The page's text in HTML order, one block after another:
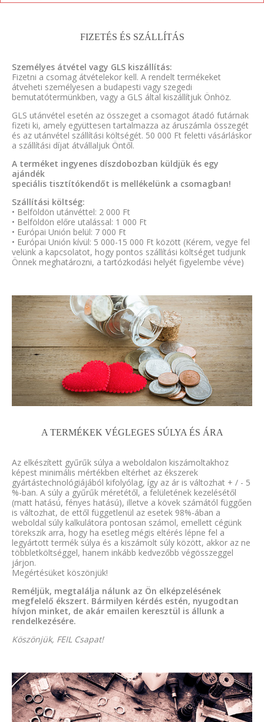
FIZETÉS ÉS SZÁLLÍTÁS
Személyes átvétel vagy GLS kiszállítás:
Fizetni a csomag átvételekor kell. A rendelt termékeket
átveheti személyesen a budapesti vagy szegedi
bemutatótermünkben, vagy a GLS által kiszállítjuk Önhöz.
GLS utánvétel esetén az összeget a csomagot átadó futárnak
fizeti ki, amely együttesen tartalmazza az áruszámla összegét
és az utánvétel szállítási költségét. 50 000 Ft feletti vásárláskor
a szállítási díjat átvállaljuk Öntől.
A terméket ingyenes díszdobozban küldjük és egy
ajándék
speciális tisztítókendőt is mellékelünk a csomagban!
Szállítási költség:
• Belföldön utánvéttel: 2 000 Ft
• Belföldön előre utalással: 1 000 Ft
• Európai Unión belül: 7 000 Ft
• Európai Unión kívül: 5 000-15 000 Ft között (Kérem, vegye fel
velünk a kapcsolatot, hogy pontos szállítási költséget tudjunk
Önnek meghatározni, a tartózkodási helyét figyelembe véve)
A TERMÉKEK VÉGLEGES SÚLYA ÉS ÁRA
Az elkészített gyűrűk súlya a weboldalon kiszámoltakhoz
képest minimális mértékben eltérhet az ékszerek
gyártástechnológiájából kifolyólag, így az ár is változhat + / - 5
%-ban. A súly a gyűrűk méretétől, a felületének kezelésétől
(matt hatású, fényes hatású), illetve a kövek számától függően
is változhat, de ettől függetlenül az esetek 98%-ában a
weboldal súly kalkulátora pontosan számol, emellett cégünk
törekszik arra, hogy ha esetleg mégis eltérés lépne fel a
legyártott termék súlya és a kiszámolt súly között, akkor az ne
többletköltséggel, hanem inkább kedvezőbb végösszeggel
járjon.
Megértésüket köszönjük!
Reméljük, megtalálja nálunk az Ön elképzelésének
megfelelő ékszert. Bármilyen kérdés estén, nyugodtan
hívjon minket, de akár emailen keresztül is állunk a
rendelkezésére.
Köszönjük, FEIL Csapat!